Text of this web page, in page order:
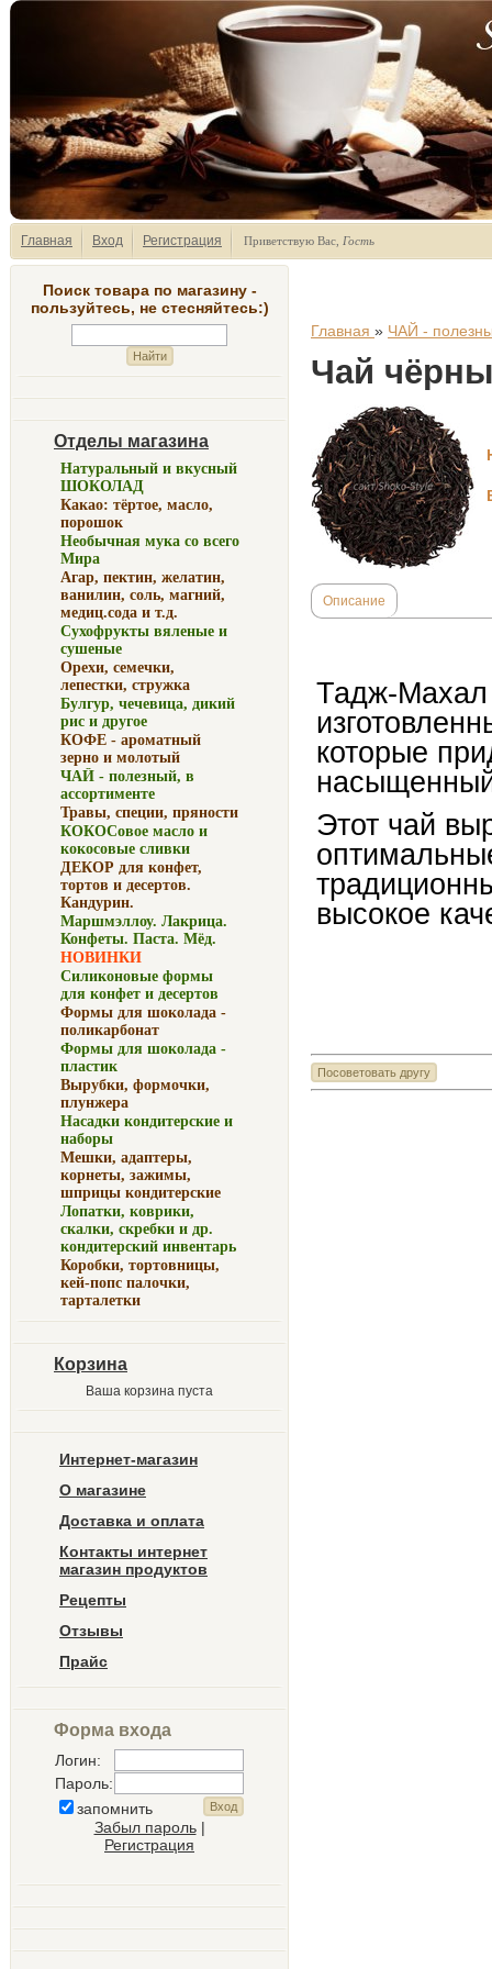
Главная Вход Регистрация Приветствую Вас Гость
Поиск товара по магазину -
пользуйтесь, не стесняйтесь:)
Отделы магазина
Натуральный и вкусный
ШОКОЛАД
Какао: тёртое, масло,
порошок
Необычная мука со всего
Мира
Агар, пектин, желатин,
ванилин, соль, магний,
медиц.сода и т.д.
Сухофрукты вяленые и
сушеные
Орехи, семечки,
лепестки, стружка
Булгур, чечевица, дикий
рис и другое
КОФЕ - ароматный
зерно и молотый
ЧАЙ - полезный, в
ассортименте
Травы, специи, пряности
КОКОСовое масло и
кокосовые сливки
ДЕКОР для конфет,
тортов и десертов.
Кандурин.
Маршмэллоу. Лакрица.
Конфеты. Паста. Мёд.
НОВИНКИ
Силиконовые формы
для конфет и десертов
Формы для шоколада -
поликарбонат
Формы для шоколада -
пластик
Вырубки, формочки,
плунжера
Насадки кондитерские и
наборы
Мешки, адаптеры,
корнеты, зажимы,
шприцы кондитерские
Лопатки, коврики,
скалки, скребки и др.
кондитерский инвентарь
Коробки, тортовницы,
кей-попс палочки,
тарталетки
Корзина
Ваша корзина пуста
Интернет-магазин
О магазине
Доставка и оплата
Контакты интернет
магазин продуктов
Рецепты
Отзывы
Прайс
Форма входа
Логин:
Пароль:
запомнить
Забыл пароль|
Регистрация
Главная » ЧАЙ -
Чай
Описание
Тадж-Махал
которые
Этот чай
высокое